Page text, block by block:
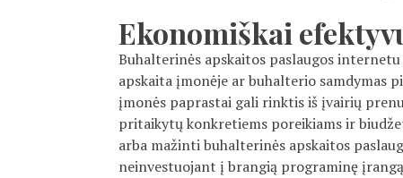
Ekonomiškai
Buhalterinės apskaitos paslaugos
apskaita įmonėje ar buhalterio samdymas
įmonės paprastai gali rinktis iš įvairių
pritaikytų konkretiems poreikiams ir
arba mažinti buhalterinės apskaitos
neinvestuojant į brangią programinę